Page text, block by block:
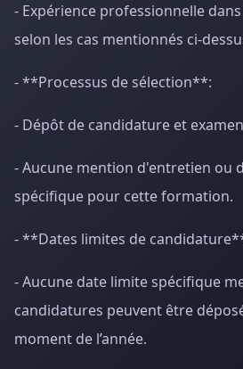
- Expérience professionnelle
selon les cas mentionnés ci-
- **Processus de sélection**:
- Dépôt de candidature et
- Aucune mention d'entretien ou
spécifique pour cette formation.
- **Dates limites de
- Aucune date limite spécifique
candidatures peuvent être
moment de l’année.